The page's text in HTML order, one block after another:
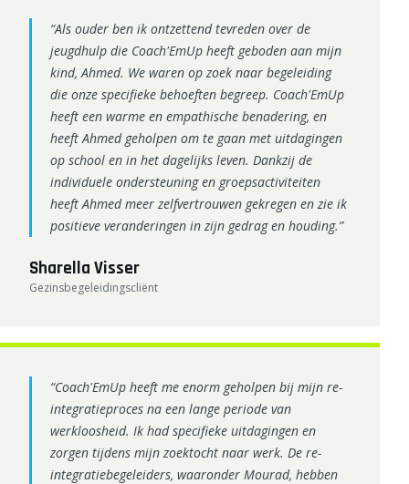
“Als ouder ben ik ontzettend tevreden over de
jeugdhulp die Coach'EmUp heeft geboden aan mijn
kind, Ahmed. We waren op zoek naar begeleiding
die onze specifieke behoeften begreep. Coach'EmUp
heeft een warme en empathische benadering, en
heeft Ahmed geholpen om te gaan met uitdagingen
op school en in het dagelijks leven. Dankzij de
individuele ondersteuning en groepsactiviteiten
heeft Ahmed meer zelfvertrouwen gekregen en zie ik
positieve veranderingen in zijn gedrag en houding.”
Sharella Visser
Gezinsbegeleidingscliënt
“Coach'EmUp heeft me enorm geholpen bij mijn re-
integratieproces na een lange periode van
werkloosheid. Ik had specifieke uitdagingen en
zorgen tijdens mijn zoektocht naar werk. De re-
integratiebegeleiders, waaronder Mourad, hebben